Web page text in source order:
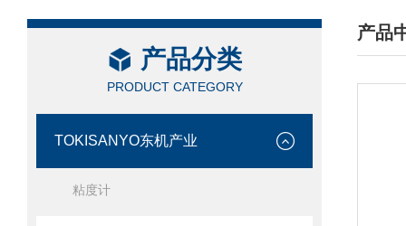
产品分类
PRODUCT CATEGORY
TOKISANYO东机产业
粘度计
产品
/